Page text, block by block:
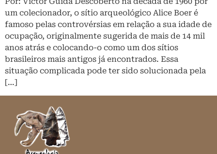
um colecionador, o sítio arqueológico Alice Boer é
famoso pelas controvérsias em relação a sua idade de
ocupação, originalmente sugerida de mais de 14 mil
anos atrás e colocando-o como um dos sítios
brasileiros mais antigos já encontrados. Essa
situação complicada pode ter sido solucionada pela
[…]